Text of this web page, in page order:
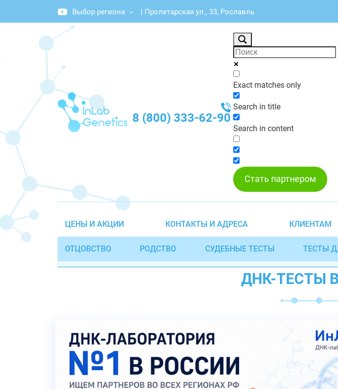
Выбор региона | Пролетарская ул., 33, Рославль
8 (800) 333-62-90
Exact matches only
Search in title
Search in content
Стать партнером
ЦЕНЫ И АКЦИИ КОНТАКТЫ И АДРЕСА КЛИЕНТАМ
ОТЦОВСТВО РОДСТВО СУДЕБНЫЕ ТЕСТЫ ТЕСТЫ
ДНК-ТЕСТЫ